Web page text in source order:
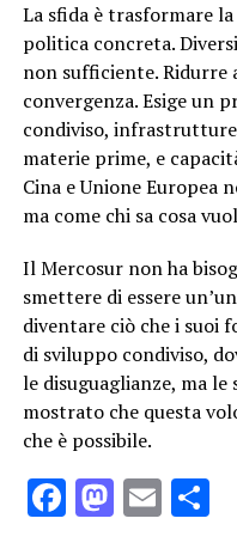
La sfida è trasformare
politica concreta.
non sufficiente. Ridurre
convergenza. Esige un
condiviso,
materie prime, e
Cina e Unione Europea
ma come chi sa cosa
Il Mercosur non ha
smettere di essere
diventare ciò che i suoi
di sviluppo condiviso,
le disuguaglianze, ma le
mostrato che questa
che è possibile.
FacebookEmail